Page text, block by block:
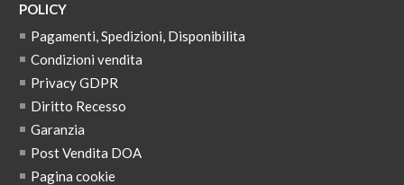
POLICY
Pagamenti, Spedizioni, Disponibilita
Condizioni vendita
Privacy GDPR
Diritto Recesso
Garanzia
Post Vendita DOA
Pagina cookie